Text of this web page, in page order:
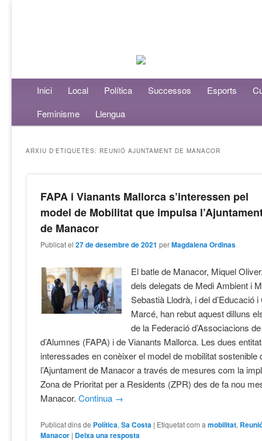
Menú principalAneu al contingut principal
Aneu al contingut secundari
Inici Local Política Successos Esports
Feminisme
Llengua
ARXIU D'ETIQUETES: REUNIÓ AJUNTAMENT DE MANACOR
FAPA i Vianants Mallorca s’interessen pel
model de Mobilitat que impulsa
de Manacor
Publicat el27 de desembre de 2021 perMagdalena Ordinas
El batle de Manacor, Miquel
dels delegats de Medi Ambient i
Sebastià Llodrà, i del d’Educació
Marcé, han rebut aquest dilluns
de la Federació d’Associacions
d’Alumnes (FAPA) i de Vianants Mallorca. Les dues
interessades en conèixer el model de mobilitat sostenible
l’Ajuntament de Manacor a través de mesures com la
Zona de Prioritat per a Residents (ZPR) des de fa nou
Manacor.Continua →
Publicat dins de Política,Sa Costa | Etiquetat com a mobilitat,
Manacor | Deixa una resposta